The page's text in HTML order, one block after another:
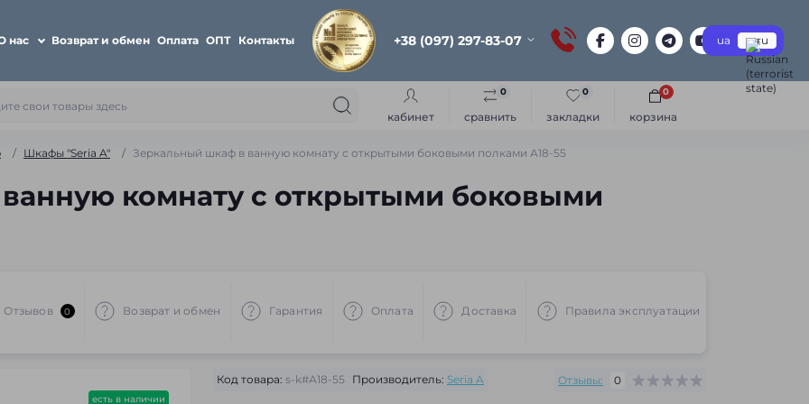
нас Возврат и обмен Оплата ОПТ Контакты +38 (097) 297-83-07 ua ru
кабинет сравнить
0
закладки
0
корзина
0
Шкафы "Seria A" Зеркальный шкаф в ванную комнату с открытыми боковыми полками А18-55
комнату с открытыми боковыми
Отзывов 0 Возврат и обмен Гарантия Оплата Доставка Правила эксплуатации
есть в наличии
Код товара: s-k#А18-55 Производитель: Seria A Отзывы: 0